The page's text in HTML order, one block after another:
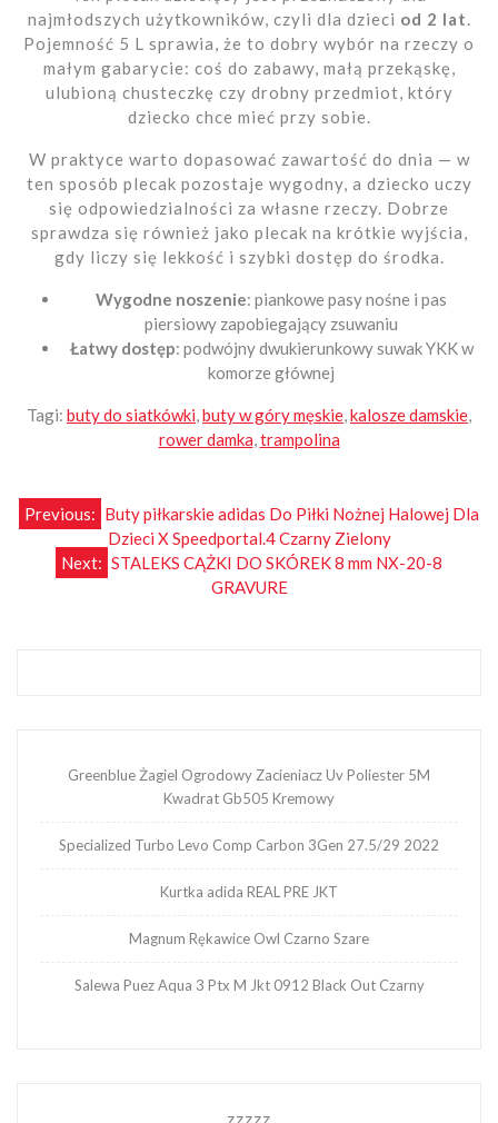
najmłodszych użytkowników, czyli dla dzieci od 2 lat
Pojemność 5 L sprawia, że to dobry wybór na rzeczy o
małym gabarycie: coś do zabawy, małą przekąskę,
ulubioną chusteczkę czy drobny przedmiot, który
dziecko chce mieć przy sobie.
W praktyce warto dopasować zawartość do dnia — w
ten sposób plecak pozostaje wygodny, a dziecko uczy
się odpowiedzialności za własne rzeczy. Dobrze
sprawdza się również jako plecak na krótkie wyjścia,
gdy liczy się lekkość i szybki dostęp do środka.
Wygodne noszenie: piankowe pasy nośne i pas
piersiowy zapobiegający zsuwaniu
Łatwy dostęp: podwójny dwukierunkowy suwak YKK w
komorze głównej
Tagi: buty do siatkówki buty w góry męskie kalosze damskie
rower damka trampolina
Nawigacja
wpisu
Previous: Buty piłkarskie adidas Do Piłki Nożnej Halowej Dla
Dzieci X Speedportal.4 Czarny Zielony
Next: STALEKS CĄŻKI DO SKÓREK 8 mm NX-20-8
GRAVURE
Greenblue Żagiel Ogrodowy Zacieniacz Uv Poliester 5M
Kwadrat Gb505 Kremowy
Specialized Turbo Levo Comp Carbon 3Gen 27.5/29 2022
Kurtka adida REAL PRE JKT
Magnum Rękawice Owl Czarno Szare
Salewa Puez Aqua 3 Ptx M Jkt 0912 Black Out Czarny
zzzzz